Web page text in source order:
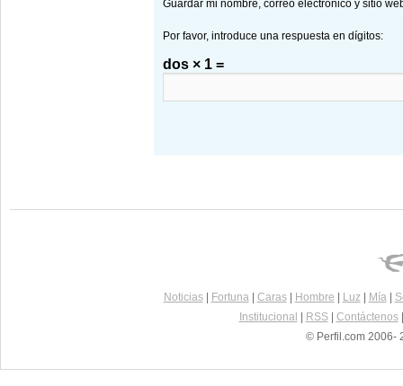
Guardar mi nombre, correo electrónico y sitio
Por favor, introduce una respuesta en dígitos:
dos × 1 =
Noticias| Fortuna| Caras| Hombre Luz| Mía|
Institucional
RSS| Contáctenos
© Perfil.com 2006-